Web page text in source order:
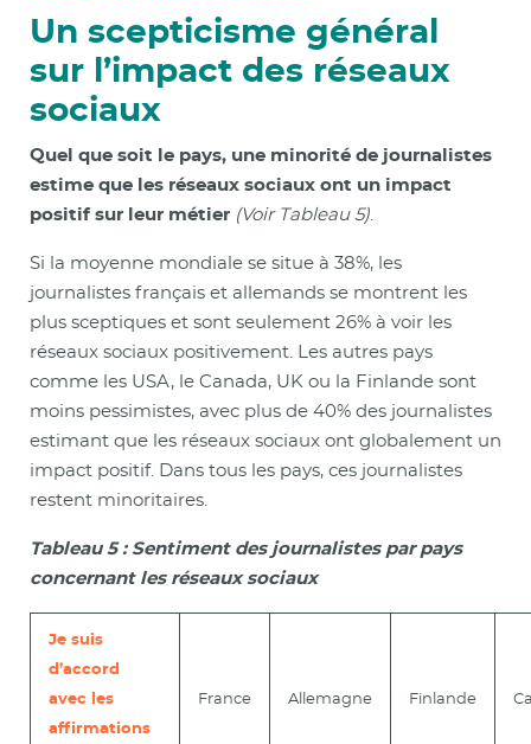
Un scepticisme général
sur l’impact des réseaux
sociaux
Quel que soit le pays, une minorité de journalistes
estime que les réseaux sociaux ont un impact
positif sur leur métier (Voir Tableau 5).
Si la moyenne mondiale se situe à 38%, les
journalistes français et allemands se montrent les
plus sceptiques et sont seulement 26% à voir les
réseaux sociaux positivement. Les autres pays
comme les USA, le Canada, UK ou la Finlande sont
moins pessimistes, avec plus de 40% des journalistes
estimant que les réseaux sociaux ont globalement un
impact positif. Dans tous les pays, ces journalistes
restent minoritaires.
Tableau 5 : Sentiment des journalistes par pays
concernant les réseaux sociaux
Je suis
d’accord
avec les
affirmations
France Allemagne Finlande